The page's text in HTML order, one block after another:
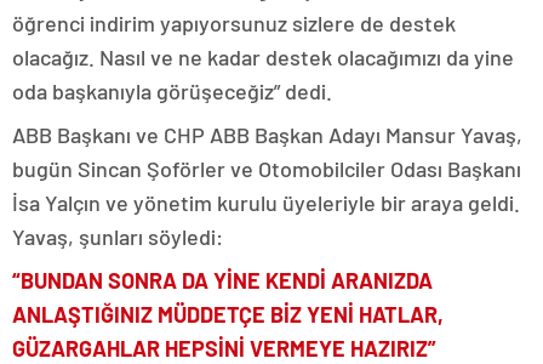
öğrenci indirim yapıyorsunuz sizlere de destek
olacağız. Nasıl ve ne kadar destek olacağımızı da yine
oda başkanıyla görüşeceğiz” dedi.
ABB Başkanı ve CHP ABB Başkan Adayı Mansur Yavaş,
bugün Sincan Şoförler ve Otomobilciler Odası Başkanı
İsa Yalçın ve yönetim kurulu üyeleriyle bir araya geldi.
Yavaş, şunları söyledi:
“BUNDAN SONRA DA YİNE KENDİ ARANIZDA
ANLAŞTIĞINIZ MÜDDETÇE BİZ YENİ HATLAR,
GÜZARGAHLAR HEPSİNİ VERMEYE HAZIRIZ”